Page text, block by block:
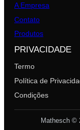
A Empresa
Contato
Produtos
PRIVACIDADE
Termo
Política de
Condições
Mathesch ©